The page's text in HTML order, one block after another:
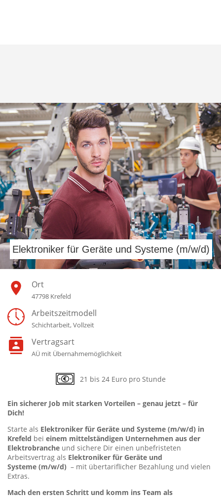
Elektroniker für Geräte und Systeme (m/w/d)
Ort
47798 Krefeld
Arbeitszeitmodell
Schichtarbeit, Vollzeit
Vertragsart
AÜ mit Übernahmemöglichkeit
21 bis 24 Euro pro Stunde
Ein sicherer Job mit starken Vorteilen – genau jetzt – für
Dich!
Starte als Elektroniker für Geräte und Systeme (m/w/d) in
Krefeld bei einem mittelständigen Unternehmen aus der
Elektrobranche und sichere Dir einen unbefristeten
Arbeitsvertrag als Elektroniker für Geräte und
Systeme (m/w/d) – mit übertariflicher Bezahlung und vielen
Extras.
Mach den ersten Schritt und komm ins Team als